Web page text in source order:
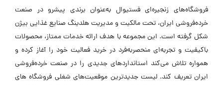
فروشگاه‌های زنجیره‌ای فستیوال به‌عنوان برندی پیشرو در صنعت
خرده‌فروشی ایران، تحت مالکیت و مدیریت هلدینگ صنایع غذایی بیژن
شکل گرفته است. این مجموعه با هدف ارائه خدمات ممتاز، محصولات
باکیفیت و تجربه‌ای منحصربه‌فرد در خرید فعالیت خود را آغاز کرده و
همواره تلاش می‌کند استانداردهای جدیدی را در صنعت خرده‌فروشی
ایران تعریف کند. لیست جدیدترین موقعیت‌های شغلی فروشگاه های